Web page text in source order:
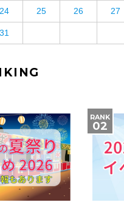
24 25 26 27
31